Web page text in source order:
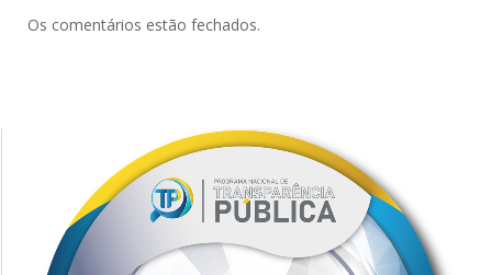
Os comentários estão fechados.